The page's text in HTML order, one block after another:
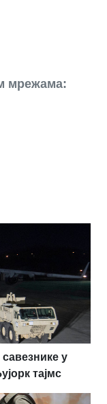
мрежама:
у
тајмс